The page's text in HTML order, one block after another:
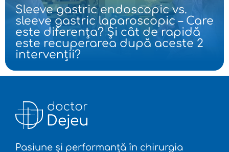
Sleeve gastric endoscopic vs.
sleeve gastric laparoscopic – Care
este diferența? Și cât de rapidă
este recuperarea după aceste 2
intervenții?
Pasiune și performanță în chirurgia